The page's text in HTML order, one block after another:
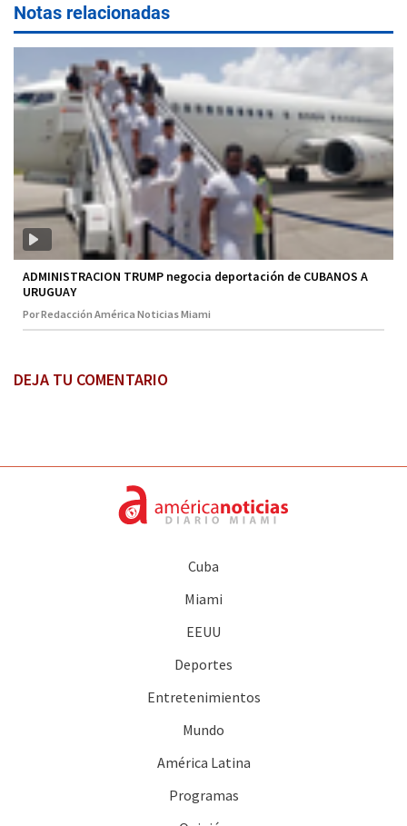
Notas relacionadas
ADMINISTRACION TRUMP negocia deportación de CUBANOS A
URUGUAY
Por Redacción América Noticias Miami
DEJA TU COMENTARIO
Cuba
Miami
EEUU
Deportes
Entretenimientos
Mundo
América Latina
Programas